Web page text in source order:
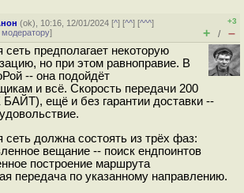
(ok), 10:16, 12/01/2024 [^] [^^] [^^^]
модератору]
+3
+ / –
сеть предполагает некоторую
но при этом равноправие. В
-- она подойдёт
и всё. Скорость передачи 200
ещё и без гарантии доставки --
сеть должна состоять из трёх фаз:
вещание -- поиск ендпоинтов
построение маршрута
передача по указанному направлению.